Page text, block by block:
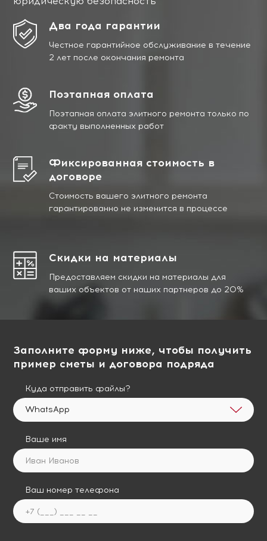
Два года гарантии
Честное гарантийное обслуживание в течение
2 лет после окончания ремонта
Поэтапная оплата
Поэтапная оплата элитного ремонта только по
факту выполненных работ
Фиксированная стоимость в
договоре
Стоимость вашего элитного ремонта
гарантированно не изменится в процессе
Скидки на материалы
Предоставляем скидки на материалы для
ваших объектов от наших партнеров до 20%
Заполните форму ниже, чтобы получить
пример сметы и договора подряда
Куда отправить файлы?
WhatsApp
Ваше имя
Ваш номер телефона